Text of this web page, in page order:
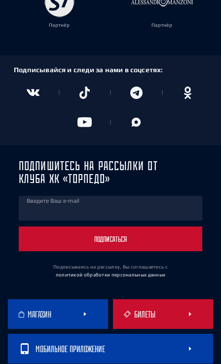
Партнёр Партнёр
Подписывайся и следи за нами в соцсетях:
ПОДПИШИТЕСЬ НА РАССЫЛКИ ОТ
КЛУБА ХК «ТОРПЕДО»
Введите Ваш e-mail
ПОДПИСАТЬСЯ
Подписываясь на рассылку, Вы соглашаетесь с
политикой обработки персональных данных
МАГАЗИН БИЛЕТЫ
МОБИЛЬНОЕ ПРИЛОЖЕНИЕ